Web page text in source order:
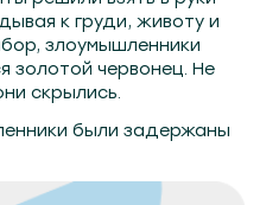
к груди, животу и
злоумышленники
золотой червонец. Не
скрылись.
были задержаны